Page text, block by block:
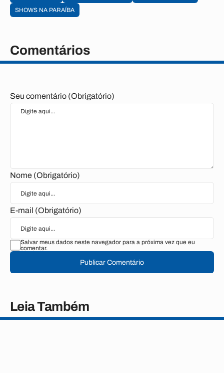
SHOWS NA PARAÍBA
Comentários
Seu comentário (Obrigatório)
Nome (Obrigatório)
E-mail (Obrigatório)
Salvar meus dados neste navegador para a próxima vez que eu
comentar.
Publicar Comentário
Leia Também